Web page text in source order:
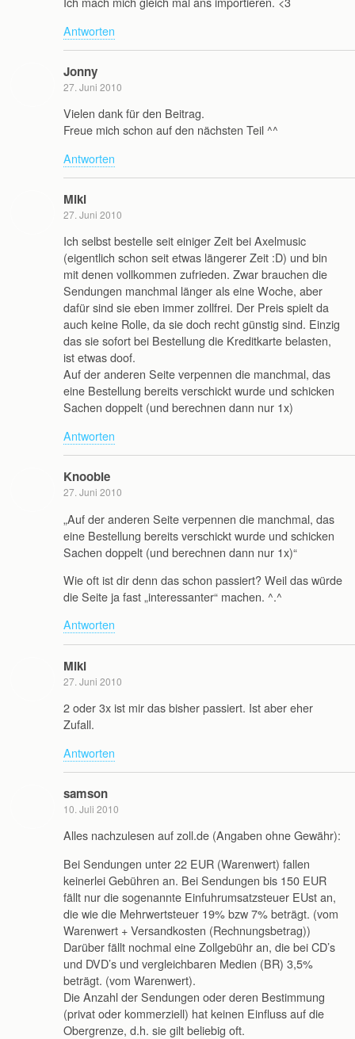
Antworten
Jonny
27. Juni 2010
Vielen dank für den Beitrag.
Freue mich schon auf den nächsten Teil ^^
Antworten
Miki
27. Juni 2010
Ich selbst bestelle seit einiger Zeit bei Axelmusic
(eigentlich schon seit etwas längerer Zeit :D) und bin
mit denen vollkommen zufrieden. Zwar brauchen die
Sendungen manchmal länger als eine Woche, aber
dafür sind sie eben immer zollfrei. Der Preis spielt da
auch keine Rolle, da sie doch recht günstig sind. Einzig
das sie sofort bei Bestellung die Kreditkarte belasten,
ist etwas doof.
Auf der anderen Seite verpennen die manchmal, das
eine Bestellung bereits verschickt wurde und schicken
Sachen doppelt (und berechnen dann nur 1x)
Antworten
Knoobie
27. Juni 2010
„Auf der anderen Seite verpennen die manchmal, das
eine Bestellung bereits verschickt wurde und schicken
Sachen doppelt (und berechnen dann nur 1x)“
Wie oft ist dir denn das schon passiert? Weil das würde
die Seite ja fast „interessanter“ machen. ^.^
Antworten
Miki
27. Juni 2010
2 oder 3x ist mir das bisher passiert. Ist aber eher
Zufall.
Antworten
samson
10. Juli 2010
Alles nachzulesen auf zoll.de (Angaben ohne Gewähr):
Bei Sendungen unter 22 EUR (Warenwert) fallen
keinerlei Gebühren an. Bei Sendungen bis 150 EUR
fällt nur die sogenannte Einfuhrumsatzsteuer EUst an,
die wie die Mehrwertsteuer 19% bzw 7% beträgt. (vom
Warenwert + Versandkosten (Rechnungsbetrag))
Darüber fällt nochmal eine Zollgebühr an, die bei CD’s
und DVD’s und vergleichbaren Medien (BR) 3,5%
beträgt. (vom Warenwert).
Die Anzahl der Sendungen oder deren Bestimmung
(privat oder kommerziell) hat keinen Einfluss auf die
Obergrenze, d.h. sie gilt beliebig oft.